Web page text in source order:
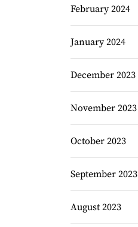
February 2024
January 2024
December 2023
November 2023
October 2023
September 2023
August 2023